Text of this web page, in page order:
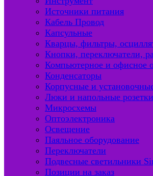
Источники питания
Кабель Провод
Капсульные
Кварцы, фильтры,
Кнопки, переключатели,
Компьютерное и офисное
Конденсаторы
Корпусные и
Люки и напольные
Микросхемы
Оптоэлектроника
Освещение
Паяльное оборудование
Переключатели
Подвесные светильники
Позиции на заказ